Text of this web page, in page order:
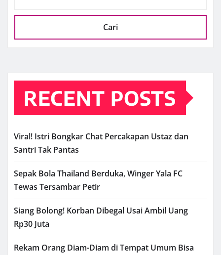
Cari
RECENT POSTS
Viral! Istri Bongkar Chat Percakapan Ustaz dan
Santri Tak Pantas
Sepak Bola Thailand Berduka, Winger Yala FC
Tewas Tersambar Petir
Siang Bolong! Korban Dibegal Usai Ambil Uang
Rp30 Juta
Rekam Orang Diam-Diam di Tempat Umum Bisa